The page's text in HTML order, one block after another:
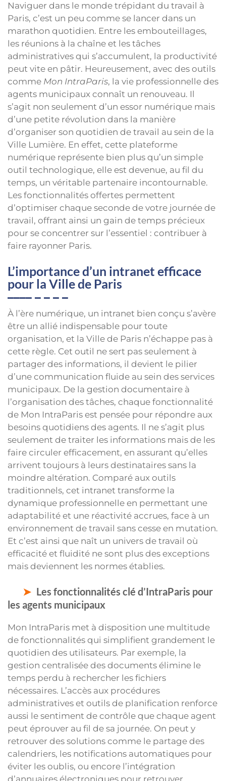
Naviguer dans le monde trépidant du travail à
Paris, c’est un peu comme se lancer dans un
marathon quotidien. Entre les embouteillages,
les réunions à la chaîne et les tâches
administratives qui s’accumulent, la productivité
peut vite en pâtir. Heureusement, avec des outils
comme Mon IntraParis, la vie professionnelle des
agents municipaux connaît un renouveau. Il
s’agit non seulement d’un essor numérique mais
d’une petite révolution dans la manière
d’organiser son quotidien de travail au sein de la
Ville Lumière. En effet, cette plateforme
numérique représente bien plus qu’un simple
outil technologique, elle est devenue, au fil du
temps, un véritable partenaire incontournable.
Les fonctionnalités offertes permettent
d’optimiser chaque seconde de votre journée de
travail, offrant ainsi un gain de temps précieux
pour se concentrer sur l’essentiel : contribuer à
faire rayonner Paris.
L’importance d’un intranet efficace
pour la Ville de Paris
À l’ère numérique, un intranet bien conçu s’avère
être un allié indispensable pour toute
organisation, et la Ville de Paris n’échappe pas à
cette règle. Cet outil ne sert pas seulement à
partager des informations, il devient le pilier
d’une communication fluide au sein des services
municipaux. De la gestion documentaire à
l’organisation des tâches, chaque fonctionnalité
de Mon IntraParis est pensée pour répondre aux
besoins quotidiens des agents. Il ne s’agit plus
seulement de traiter les informations mais de les
faire circuler efficacement, en assurant qu’elles
arrivent toujours à leurs destinataires sans la
moindre altération. Comparé aux outils
traditionnels, cet intranet transforme la
dynamique professionnelle en permettant une
adaptabilité et une réactivité accrues, face à un
environnement de travail sans cesse en mutation.
Et c’est ainsi que naît un univers de travail où
efficacité et fluidité ne sont plus des exceptions
mais deviennent les normes établies.
Les fonctionnalités clé d’IntraParis pour
les agents municipaux
Mon IntraParis met à disposition une multitude
de fonctionnalités qui simplifient grandement le
quotidien des utilisateurs. Par exemple, la
gestion centralisée des documents élimine le
temps perdu à rechercher les fichiers
nécessaires. L’accès aux procédures
administratives et outils de planification renforce
aussi le sentiment de contrôle que chaque agent
peut éprouver au fil de sa journée. On peut y
retrouver des solutions comme le partage des
calendriers, les notifications automatiques pour
éviter les oublis, ou encore l’intégration
d’annuaires électroniques pour retrouver